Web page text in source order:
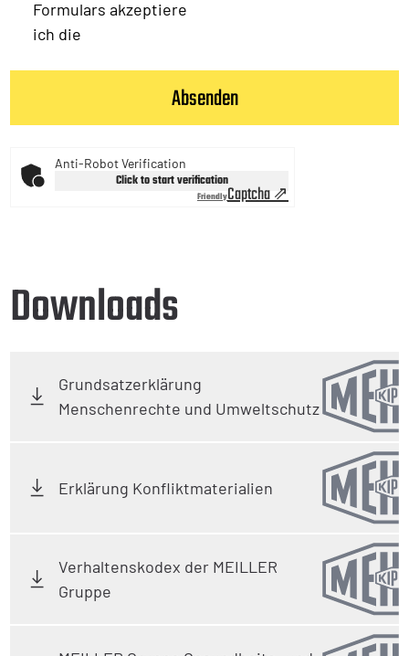
Formulars akzeptiere
ich die
Anti-Robot Verification
Click to start verification
FriendlyCaptcha ⇗
Downloads
Grundsatzerklärung
Menschenrechte und Umweltschutz
Erklärung Konfliktmaterialien
Verhaltenskodex der MEILLER
Gruppe